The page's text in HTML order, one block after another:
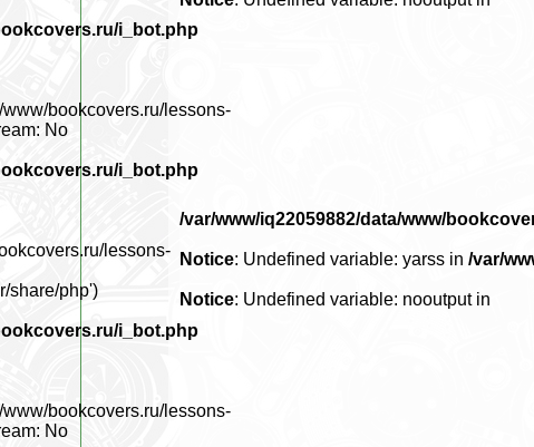
/var/www/iq22059882/data/www/
Notice: Undefined variable: yarss in/var/
Notice: Undefined variable: nooutput in
i_bot.php
bookcovers.ru/lessons-
No
i_bot.php
lessons-
share/php')
i_bot.php
bookcovers.ru/lessons-
No